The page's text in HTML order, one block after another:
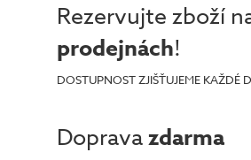
Rezervujte zboží
prodejnách!
DOSTUPNOST ZJIŠŤUJEME KAŽDÉ
Dopravazdarma